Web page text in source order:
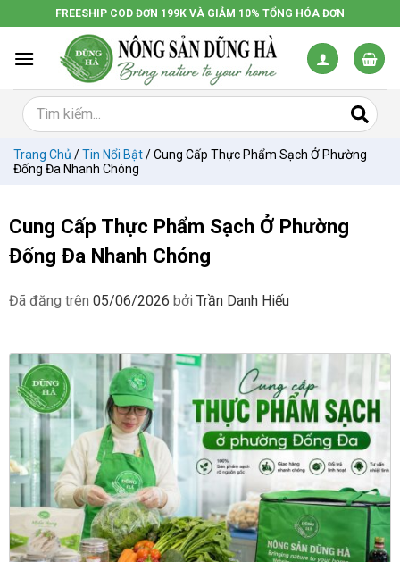
đến
dung
FREESHIP COD ĐƠN 199K VÀ GIẢM 10% TỔNG HÓA ĐƠN
Trang Chủ /Tin Nổi Bật/Cung Cấp Thực Phẩm Sạch Ở Phường
Đống Đa Nhanh Chóng
Cung Cấp Thực Phẩm Sạch Ở Phường
Đống Đa Nhanh Chóng
Đã đăng trên 05/06/2026 bởi Trần Danh Hiếu